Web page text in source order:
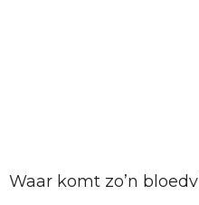
Waar komt zo’n